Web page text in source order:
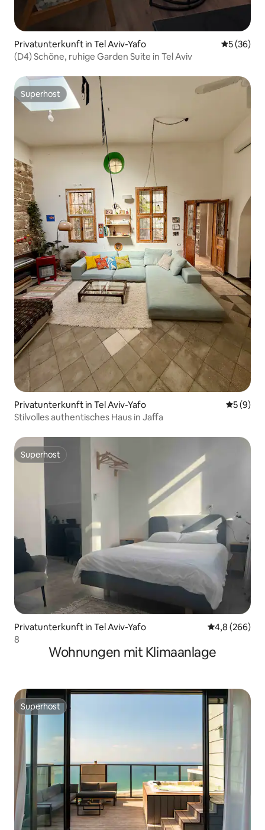
Privatunterkunft in Tel Aviv-Yafo
5 (36)
(D4) Schöne, ruhige Garden Suite in Tel Aviv
Superhost
Superhost
Privatunterkunft in Tel Aviv-Yafo
5 (9)
Stilvolles authentisches Haus in Jaffa
Superhost
Superhost
Privatunterkunft in Tel Aviv-Yafo
4,8 (266)
8
Wohnungen mit Klimaanlage
Superhost
Superhost